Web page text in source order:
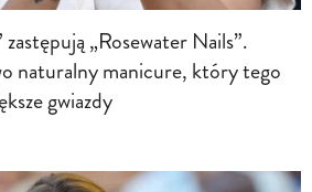
„Rosewater Nails”.
naturalny manicure, który tego
gwiazdy